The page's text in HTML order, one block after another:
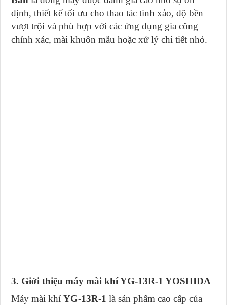
định, thiết kế tối ưu cho thao tác tinh xảo, độ bền
vượt trội và phù hợp với các ứng dụng gia công
chính xác, mài khuôn mẫu hoặc xử lý chi tiết nhỏ.
3. Giới thiệu máy mài khí YG-13R-1 YOSHIDA
Máy mài khí YG-13R-1 là sản phẩm cao cấp của